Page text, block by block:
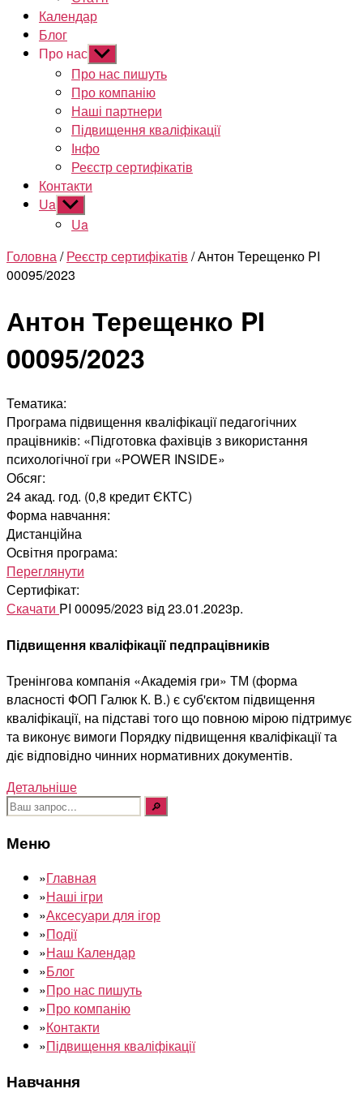
Календар
Блог
Про нас Показати
підменю
Про нас пишуть
Про компанію
Наші партнери
Підвищення кваліфікації
Інфо
Реєстр сертифікатів
Контакти
Ua Показати
підменю
Ua
Головна/Реєстр сертифікатів / Антон Терещенко PI
00095/2023
Антон Терещенко PI
00095/2023
Тематика:
Програма підвищення кваліфікації педагогічних
працівників: «Підготовка фахівців з використання
психологічної гри «POWER INSIDE»
Обсяг:
24 акад. год. (0,8 кредит ЄКТС)
Форма навчання:
Дистанційна
Освітня програма:
Переглянути
Сертифікат:
Скачати PI 00095/2023 від 23.01.2023р.
Підвищення кваліфікації педпрацівників
Тренінгова компанія «Академія гри» ТМ (форма
власності ФОП Галюк К. В.) є суб'єктом підвищення
кваліфікації, на підставі того що повною мірою підтримує
та виконує вимоги Порядку підвищення кваліфікації та
діє відповідно чинних нормативних документів.
Детальніше
Шукати:
Меню
»Главная
»Наші ігри
»Аксесуари для ігор
»Події
»Наш Календар
»Блог
»Про нас пишуть
»Про компанію
»Контакти
»Підвищення кваліфікації
Навчання